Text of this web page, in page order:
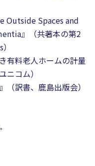
Outside Spaces and
』（共著本の第2
有料老人ホームの計量
コム）
（訳書、鹿島出版会）